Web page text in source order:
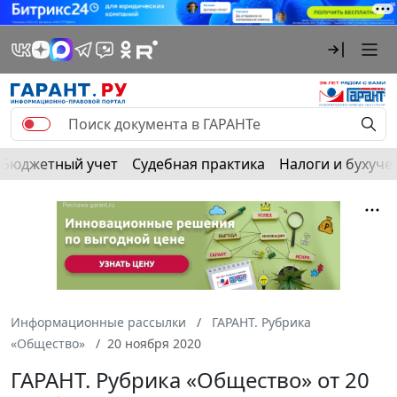
Бюджетный учет Судебная практика Налоги и
Информационные рассылки
ГАРАНТ. Рубрика
«Общество»
20 ноября 2020
ГАРАНТ. Рубрика «Общество» от 20